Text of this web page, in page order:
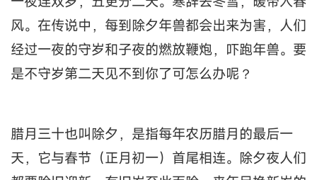
风。在传说中，每到除夕年兽都会出来为害，人们
经过一夜的守岁和子夜的燃放鞭炮，吓跑年兽。要
是不守岁第二天见不到你了可怎么办呢？
腊月三十也叫除夕，是指每年农历腊月的最后一
天，它与春节（正月初一）首尾相连。除夕夜人们